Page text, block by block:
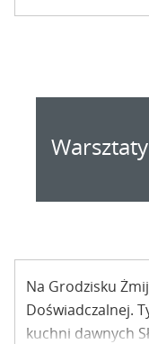
uzbrojeniu z
Na Grodzisku
Doświadczalnej.
kuchni dawnych